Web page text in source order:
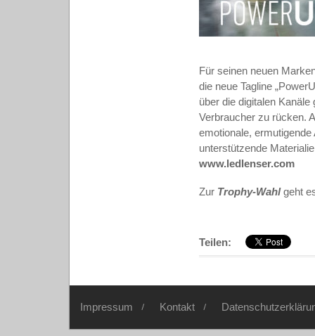
Für seinen neuen
die neue Tagline
über die digitalen
Verbraucher zu rücken.
emotionale,
unterstützende
www.ledlenser.com
Zur Trophy-Wahlgeht
Teilen:
Impressum Kontakt